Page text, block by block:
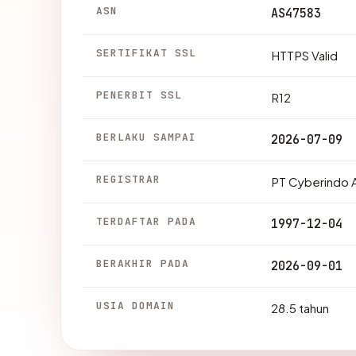
ASN AS47583
SERTIFIKAT SSL HTTPS Valid
PENERBIT SSL R12
BERLAKU SAMPAI 2026-07-09
REGISTRAR PT Cyberindo
TERDAFTAR PADA 1997-12-04
BERAKHIR PADA 2026-09-01
USIA DOMAIN 28.5 tahun